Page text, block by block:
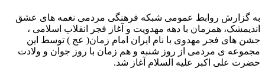
به گزارش روابط عمومی شبکه فرهنگی مردمی نغمه های عشق
اندیمشک، همزمان با دهه مهدویت و آغاز فجر انقلاب اسلامی ،
جشن های فجر مهدوی با نام ایران امام زمان( عج ) توسط این
مجموعه ی مردمی از روز شنبه و هم زمان با روز جوان و ولادت
حضرت علی اکبر علیه السلام آغاز شد.